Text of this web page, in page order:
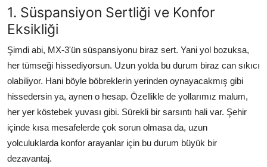
Multimedya & Elektronik
1. Süspansiyon Sertliği ve Konfor
Eksikliği
Şimdi abi, MX-3'ün süspansiyonu biraz sert. Yani yol bozuksa,
her tümseği hissediyorsun. Uzun yolda bu durum biraz can sıkıcı
olabiliyor. Hani böyle böbreklerin yerinden oynayacakmış gibi
hissedersin ya, aynen o hesap. Özellikle de yollarımız malum,
her yer köstebek yuvası gibi. Sürekli bir sarsıntı hali var. Şehir
içinde kısa mesafelerde çok sorun olmasa da, uzun
yolculuklarda konfor arayanlar için bu durum büyük bir
dezavantaj.